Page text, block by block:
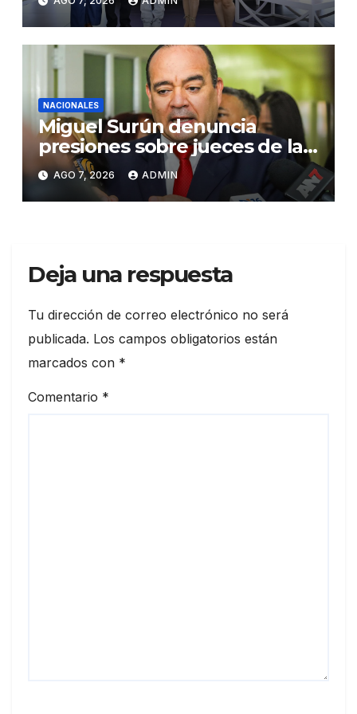
Santiago
NACIONALES
Miguel Surún denuncia
presiones sobre jueces de la
Suprema Corte de Justicia
AGO 7, 2026 ADMIN
Deja una respuesta
Tu dirección de correo electrónico no será
publicada. Los campos obligatorios están
marcados con *
Comentario *